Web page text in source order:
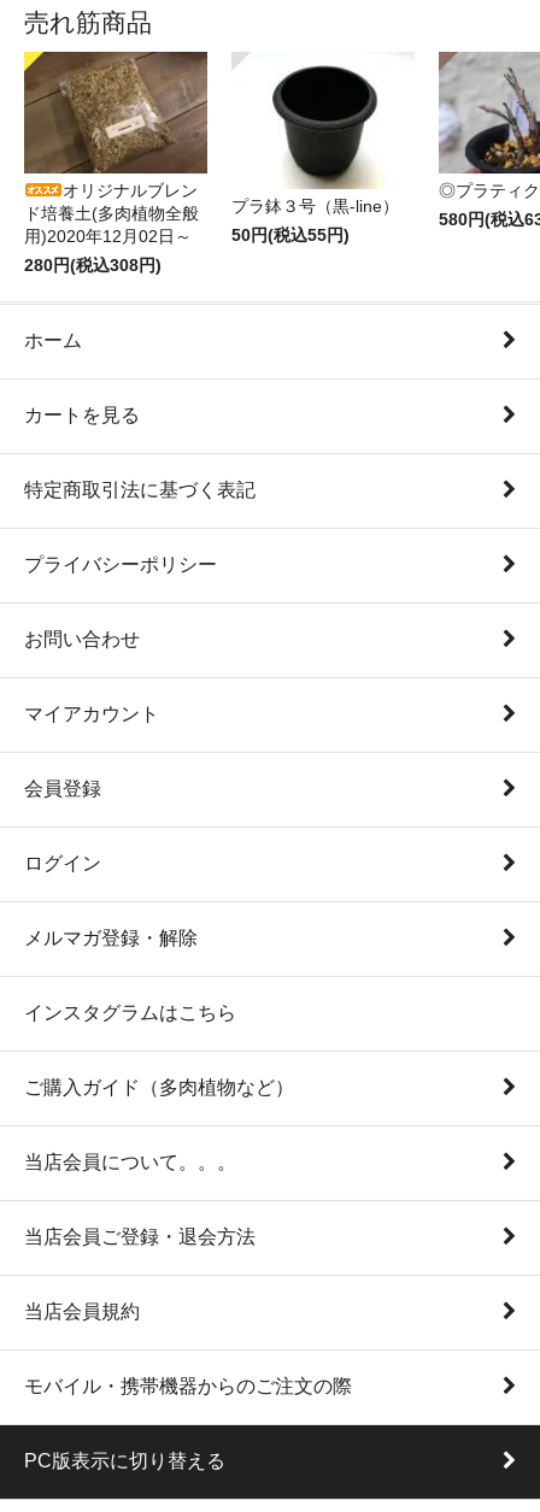
売れ筋商品
オリジナルブレン
ド培養土(多肉植物全般
用)2020年12月02日～
280円(税込308円)
プラ鉢３号（黒-line）
50円(税込55円)
◎プラティ
580円(税込
ホーム
カートを見る
特定商取引法に基づく表記
プライバシーポリシー
お問い合わせ
マイアカウント
会員登録
ログイン
メルマガ登録・解除
インスタグラムはこちら
ご購入ガイド（多肉植物など）
当店会員について。。。
当店会員ご登録・退会方法
当店会員規約
モバイル・携帯機器からのご注文の際
PC版表示に切り替える